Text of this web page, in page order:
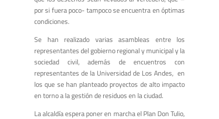
por si fuera poco- tampoco se encuentra en óptimas
condiciones.
Se han realizado varias asambleas entre los
representantes del gobierno regional y municipal y la
sociedad civil, además de encuentros con
representantes de la Universidad de Los Andes, en
los que se han planteado proyectos de alto impacto
en torno a la gestión de residuos en la ciudad.
La alcaldía espera poner en marcha el Plan Don Tulio,